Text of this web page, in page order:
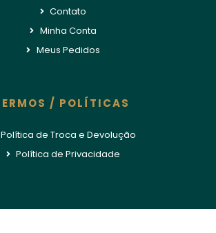
Contato
Minha Conta
Meus Pedidos
/ POLÍTICAS
Política de Troca e Devolução
Política de Privacidade